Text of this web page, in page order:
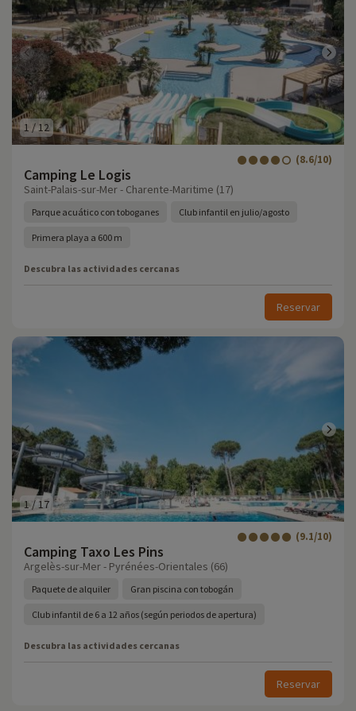
1 /12
Camping Le Logis
(8.6/10)
Saint-Palais-sur-Mer - Charente-Maritime (17)
Parque acuático con toboganes Club infantil en julio/agosto
Primera playa a 600 m
Descubra las actividades cercanas
Reservar
1/17
Camping Taxo Les Pins
(9.1/10)
Argelès-sur-Mer - Pyrénées-Orientales (66)
Paquete de alquiler Gran piscina con tobogán
Club infantil de 6 a 12 años (según periodos de apertura)
Descubra las actividades cercanas
Reservar